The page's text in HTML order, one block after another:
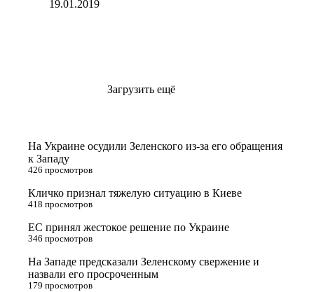
19.01.2019
Загрузить ещё
На Украине осудили Зеленского из-за его обращения
к Западу
426 просмотров
Кличко признал тяжелую ситуацию в Киеве
418 просмотров
ЕС принял жестокое решение по Украине
346 просмотров
На Западе предсказали Зеленскому свержение и
назвали его просроченным
179 просмотров